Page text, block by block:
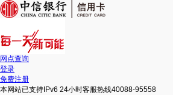
网点查询
登录
免费注册
本网站已支持IPv6 24小时客服热线40088-95558